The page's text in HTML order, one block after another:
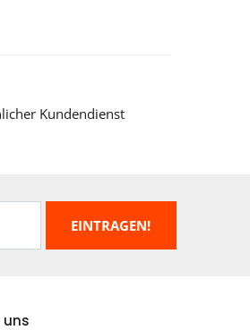
Kundendienst
uns